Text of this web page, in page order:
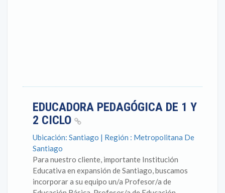
EDUCADORA PEDAGÓGICA DE 1 Y
2 CICLO
Ubicación: Santiago | Región : Metropolitana De
Santiago
Para nuestro cliente, importante Institución
Educativa en expansión de Santiago, buscamos
incorporar a su equipo un/a Profesor/a de